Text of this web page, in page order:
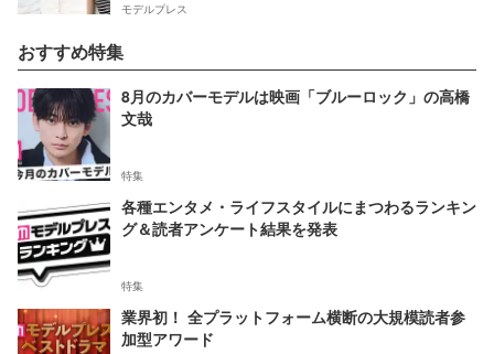
モデルプレス
おすすめ特集
8月のカバーモデルは映画「ブルーロック」の高橋
文哉
特集
各種エンタメ・ライフスタイルにまつわるランキン
グ＆読者アンケート結果を発表
特集
業界初！ 全プラットフォーム横断の大規模読者参
加型アワード